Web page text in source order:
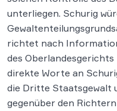
unterliegen. Schurig
richtet nach
des
direkte Worte an
die Dritte Staatsgewalt
gegenüber den